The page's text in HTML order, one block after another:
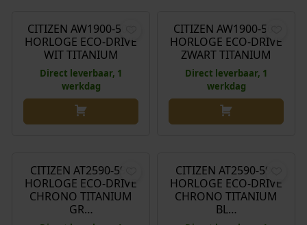
CITIZEN AW1900-50A
HORLOGE ECO-DRIVE
WIT TITANIUM
Direct leverbaar, 1
werkdag
CITIZEN AW1900-50E
HORLOGE ECO-DRIVE
ZWART TITANIUM
Direct leverbaar, 1
werkdag
CITIZEN AT2590-59X
HORLOGE ECO-DRIVE
CHRONO TITANIUM
GR…
CITIZEN AT2590-59L
HORLOGE ECO-DRIVE
CHRONO TITANIUM
BL…